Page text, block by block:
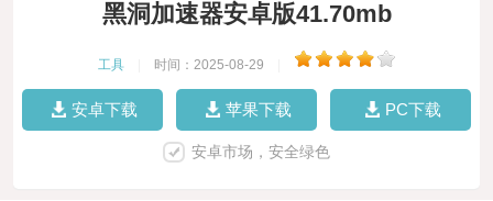
黑洞加速器安卓版41.70mb
工具 时间：2025-08-29
安卓下载 苹果下载 PC下载
安卓市场，安全绿色